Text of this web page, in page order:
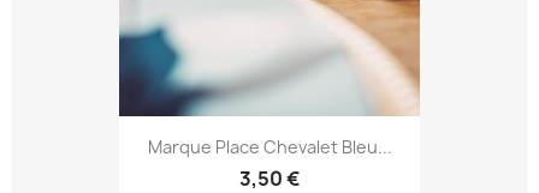
Marque Place Chevalet Bleu...
3,50 €